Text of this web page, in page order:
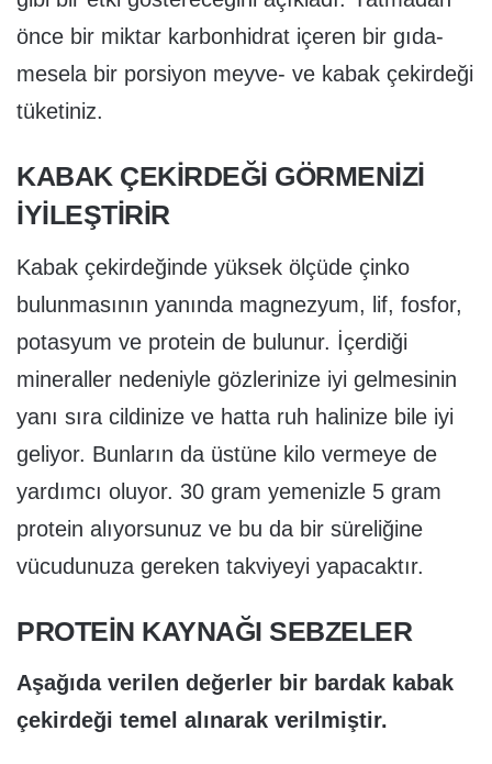
önce bir miktar karbonhidrat içeren bir gıda-
mesela bir porsiyon meyve- ve kabak çekirdeği
tüketiniz.
KABAK ÇEKİRDEĞİ GÖRMENİZİ
İYİLEŞTİRİR
Kabak çekirdeğinde yüksek ölçüde çinko
bulunmasının yanında magnezyum, lif, fosfor,
potasyum ve protein de bulunur. İçerdiği
mineraller nedeniyle gözlerinize iyi gelmesinin
yanı sıra cildinize ve hatta ruh halinize bile iyi
geliyor. Bunların da üstüne kilo vermeye de
yardımcı oluyor. 30 gram yemenizle 5 gram
protein alıyorsunuz ve bu da bir süreliğine
vücudunuza gereken takviyeyi yapacaktır.
PROTEİN KAYNAĞI SEBZELER
Aşağıda verilen değerler bir bardak kabak
çekirdeği temel alınarak verilmiştir.